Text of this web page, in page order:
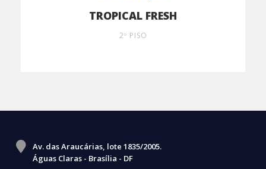
TROPICAL FRESH
2º PISO
Av. das Araucárias, lote 1835/2005.
Águas Claras - Brasília - DF